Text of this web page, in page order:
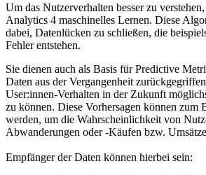
Um das Nutzerverhalten besser zu
Analytics 4 maschinelles Lernen. Diese
dabei, Datenlücken zu schließen, die
Fehler entstehen.
Sie dienen auch als Basis für Predictive
Daten aus der Vergangenheit
User:innen-Verhalten in der Zukunft
zu können. Diese Vorhersagen können zum
werden, um die Wahrscheinlichkeit von
Abwanderungen oder -Käufen bzw.
Empfänger der Daten können hierbei sein: